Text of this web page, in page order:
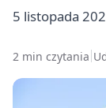
5 listopada
2 min czytania